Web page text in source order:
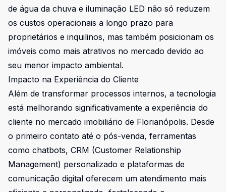
de água da chuva e iluminação LED não só reduzem
os custos operacionais a longo prazo para
proprietários e inquilinos, mas também posicionam os
imóveis como mais atrativos no mercado devido ao
seu menor impacto ambiental.
Impacto na Experiência do Cliente
Além de transformar processos internos, a tecnologia
está melhorando significativamente a experiência do
cliente no mercado imobiliário de Florianópolis. Desde
o primeiro contato até o pós-venda, ferramentas
como chatbots, CRM (Customer Relationship
Management) personalizado e plataformas de
comunicação digital oferecem um atendimento mais